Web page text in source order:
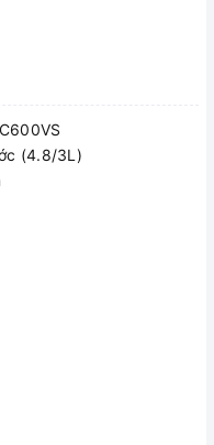
(4.8/3L)